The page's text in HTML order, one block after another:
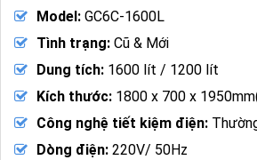
Model: GC6C-1600L
Tình trạng: Cũ & Mới
Dung tích: 1600 lít / 1200 lít
Kích thước: 1800 x 700 x
Công nghệ tiết kiệm điện:
Dòng điện: 220V/ 50Hz